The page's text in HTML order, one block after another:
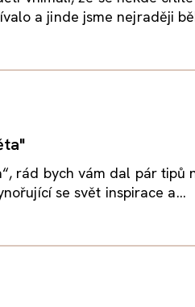
a jinde jsme nejraději
rád bych vám dal pár tipů
se svět inspirace a...